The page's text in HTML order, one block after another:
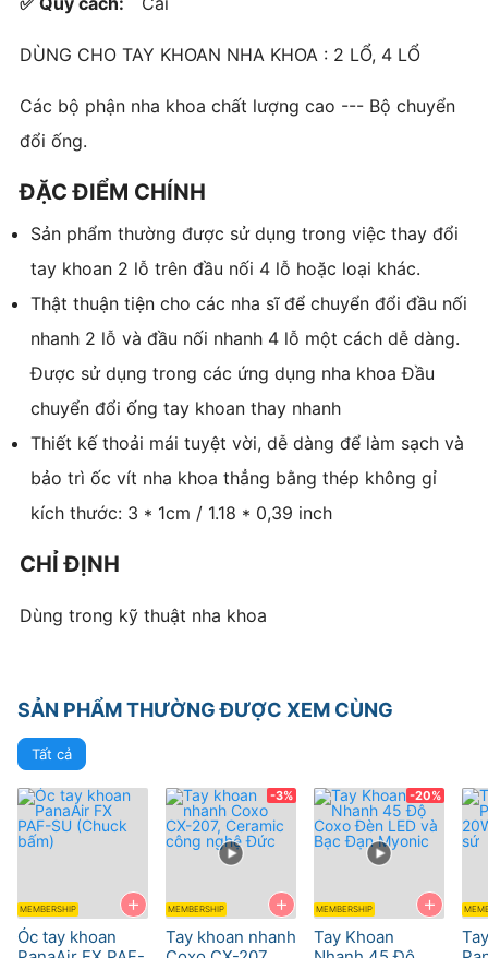
DÙNG CHO TAY KHOAN NHA KHOA : 2 LỔ, 4 LỔ
Các bộ phận nha khoa chất lượng cao --- Bộ chuyển
đổi ống.
ĐẶC ĐIỂM CHÍNH
Sản phẩm thường được sử dụng trong việc thay đổi
tay khoan 2 lỗ trên đầu nối 4 lỗ hoặc loại khác.
Thật thuận tiện cho các nha sĩ để chuyển đổi đầu nối
nhanh 2 lỗ và đầu nối nhanh 4 lỗ một cách dễ dàng.
Được sử dụng trong các ứng dụng nha khoa Đầu
chuyển đổi ống tay khoan thay nhanh
Thiết kế thoải mái tuyệt vời, dễ dàng để làm sạch và
bảo trì ốc vít nha khoa thẳng bằng thép không gỉ
kích thước: 3 * 1cm / 1.18 * 0,39 inch
CHỈ ĐỊNH
Dùng trong kỹ thuật nha khoa
SẢN PHẨM THƯỜNG ĐƯỢC XEM CÙNG
Tất cả
+
MEMBERSHIP
Óc tay khoan
+
-3%
MEMBERSHIP
Tay khoan nhanh
+
-20%
MEMBERSHIP
Tay Khoan